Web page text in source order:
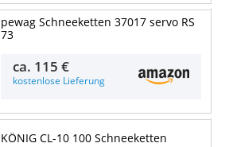
pewag Schneeketten 37017 servo RS
73
ca. 115 €
kostenlose Lieferung
KÖNIG CL-10 100 Schneeketten